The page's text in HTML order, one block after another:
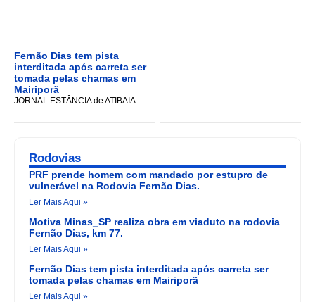
Fernão Dias tem pista
interditada após carreta ser
tomada pelas chamas em
Mairiporã
JORNAL ESTÂNCIA de ATIBAIA
Rodovias
PRF prende homem com mandado por estupro de
vulnerável na Rodovia Fernão Dias.
Ler Mais Aqui »
Motiva Minas_SP realiza obra em viaduto na rodovia
Fernão Dias, km 77.
Ler Mais Aqui »
Fernão Dias tem pista interditada após carreta ser
tomada pelas chamas em Mairiporã
Ler Mais Aqui »